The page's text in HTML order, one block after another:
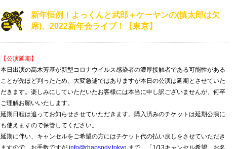
​新年恒例！よっくんと武郎＋ケーヤンの(慎太郎は欠
席)、2022新年会ライブ！【東京】
【公演延期】
本日出演の高木芳基が新型コロナウイルス感染者の濃厚接触者である可能性がある
ことが先ほど判ったため、大変急遽ではありますが本日の公演は延期とさせていた
だきます。楽しみにしていただいたお客様には本当に申し訳ございませんが、何卒
ご理解お願いいたします。
延期日程は追ってお知らせさせていただきます。購入済みのチケットは延期公演に
も使えますので保管してください。
延期に伴い、キャンセルをご希望の方にはチケット代の払い戻しをさせていただき
ますので、お手数ですが info@rhapsody.tokyo まで、「1/13キャンセル希望、お名